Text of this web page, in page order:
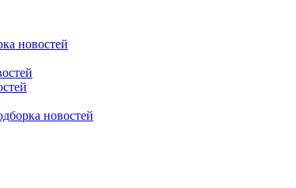
новостей
новостей